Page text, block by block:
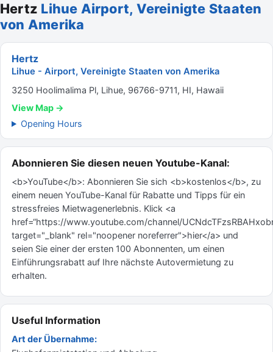
Hertz Lihue Airport, Vereinigte Staaten
von Amerika
Hertz
Lihue - Airport, Vereinigte Staaten von Amerika
3250 Hoolimalima Pl, Lihue, 96766-9711, HI, Hawaii
View Map →
Opening Hours
Abonnieren Sie diesen neuen Youtube-Kanal:
<b>YouTube</b>: Abonnieren Sie sich <b>kostenlos</b>, zu
einem neuen YouTube-Kanal für Rabatte und Tipps für ein
stressfreies Mietwagenerlebnis. Klick <a
href=“https://www.youtube.com/channel/
target="_blank" rel="noopener noreferrer">hier</a> und
seien Sie einer der ersten 100 Abonnenten, um einen
Einführungsrabatt auf Ihre nächste Autovermietung zu
erhalten.
Useful Information
Art der Übernahme: